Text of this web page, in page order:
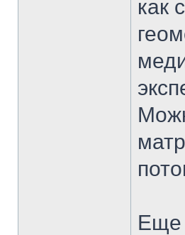
как
Еще